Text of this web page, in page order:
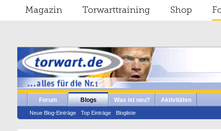
Magazin Torwarttraining Shop
Forum Blogs
Neue Blog-Einträge Top Einträge Blogliste
Was ist neu? Aktivitäten